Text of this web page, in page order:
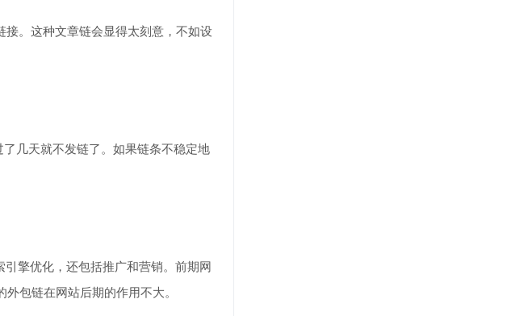
。这种文章链会显得太刻意，不如设
几天就不发链了。如果链条不稳定地
擎优化，还包括推广和营销。前期网
包链在网站后期的作用不大。